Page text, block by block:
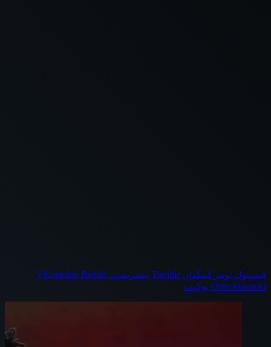
فيسبوك تويتر لينكدإن بينتيريست
Odnoklassniki بوكيت